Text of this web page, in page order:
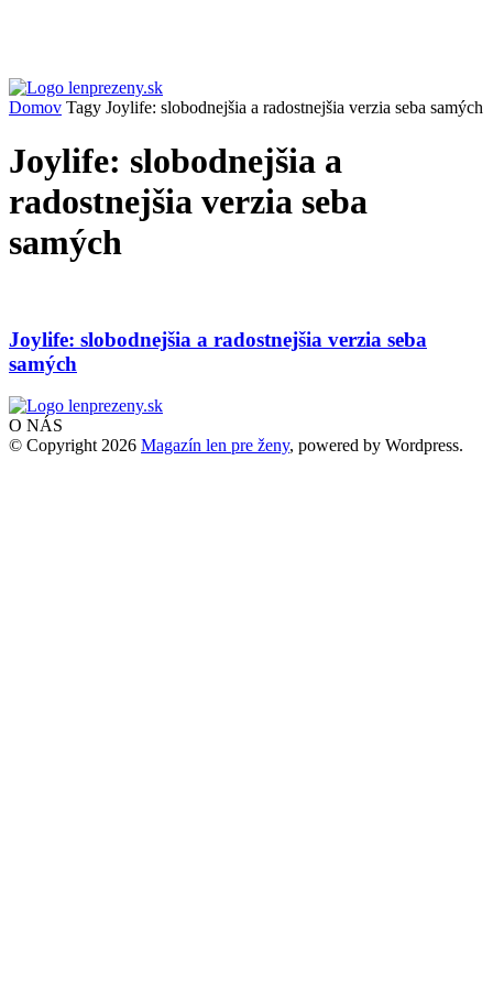
Domov Tagy Joylife: slobodnejšia a radostnejšia verzia seba samých
Joylife: slobodnejšia a
radostnejšia verzia seba
samých
Joylife: slobodnejšia a radostnejšia verzia seba
samých
O NÁS
© Copyright 2026 Magazín len pre ženy, powered by Wordpress.